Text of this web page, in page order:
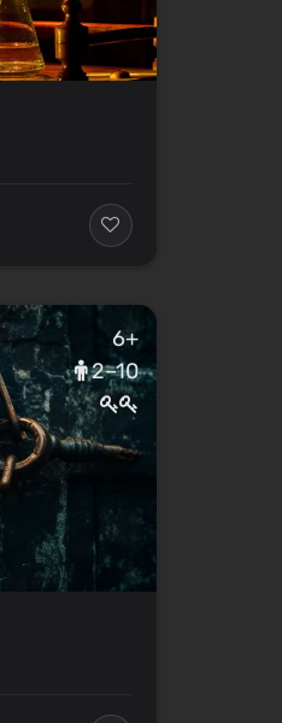
6+
2–10